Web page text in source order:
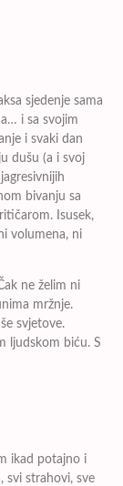
sjedenje sama
i sa svojim
i svaki dan
dušu (a i svoj
bivanju sa
Isusek,
volumena, ni
ne želim ni
mržnje.
svjetove.
ljudskom biću. S
ikad potajno i
svi strahovi, sve